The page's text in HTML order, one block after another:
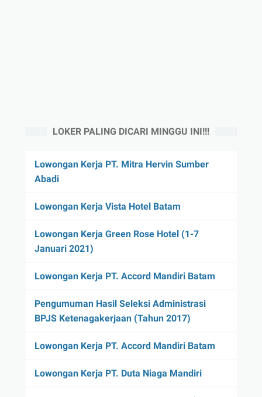
LOKER PALING DICARI MINGGU INI!!!
Lowongan Kerja PT. Mitra Hervin Sumber
Abadi
Lowongan Kerja Vista Hotel Batam
Lowongan Kerja Green Rose Hotel (1-7
Januari 2021)
Lowongan Kerja PT. Accord Mandiri Batam
Pengumuman Hasil Seleksi Administrasi
BPJS Ketenagakerjaan (Tahun 2017)
Lowongan Kerja PT. Accord Mandiri Batam
Lowongan Kerja PT. Duta Niaga Mandiri